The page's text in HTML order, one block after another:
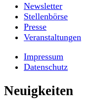
Newsletter
Stellenbörse
Presse
Veranstaltungen
Impressum
Datenschutz
Neuigkeiten